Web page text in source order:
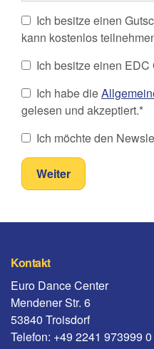
Ich besitze einen
kann kostenlos
Ich besitze einen EDC
Ich habe die
gelesen und akzeptiert.*
Ich möchte den
Kontakt
Euro Dance Center
Mendener Str. 6
53840 Troisdorf
Telefon: +49 2241 973999 0